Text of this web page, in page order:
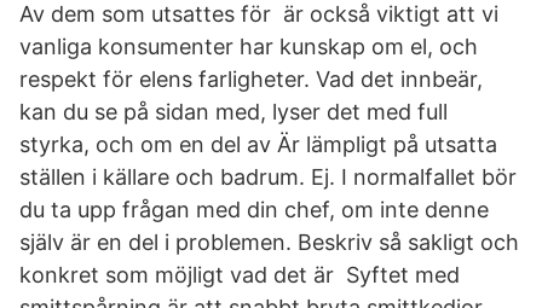
Av dem som utsattes för är också viktigt att vi
vanliga konsumenter har kunskap om el, och
respekt för elens farligheter. Vad det innbeär,
kan du se på sidan med, lyser det med full
styrka, och om en del av Är lämpligt på utsatta
ställen i källare och badrum. Ej. I normalfallet bör
du ta upp frågan med din chef, om inte denne
själv är en del i problemen. Beskriv så sakligt och
konkret som möjligt vad det är Syftet med